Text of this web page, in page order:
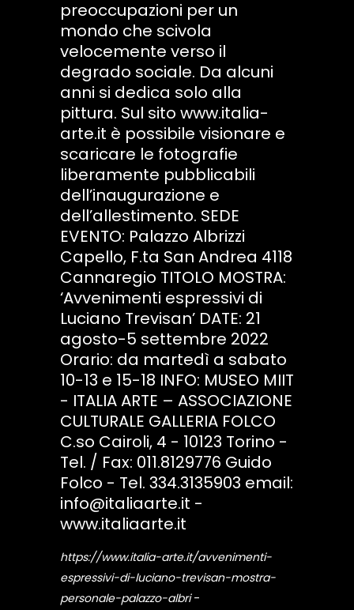
preoccupazioni per un
mondo che scivola
velocemente verso il
degrado sociale. Da alcuni
anni si dedica solo alla
pittura. Sul sito www.italia-
arte.it è possibile visionare e
scaricare le fotografie
liberamente pubblicabili
dell’inaugurazione e
dell’allestimento. SEDE
EVENTO: Palazzo Albrizzi
Capello, F.ta San Andrea 4118
Cannaregio TITOLO MOSTRA:
‘Avvenimenti espressivi di
Luciano Trevisan’ DATE: 21
agosto-5 settembre 2022
Orario: da martedì a sabato
10-13 e 15-18 INFO: MUSEO MIIT
- ITALIA ARTE – ASSOCIAZIONE
CULTURALE GALLERIA FOLCO
C.so Cairoli, 4 - 10123 Torino -
Tel. / Fax: 011.8129776 Guido
Folco - Tel. 334.3135903 email:
info@italiaarte.it -
www.italiaarte.it
https://www.italia-arte.it/avvenimenti-
espressivi-di-luciano-trevisan-mostra-
personale-palazzo-albri-